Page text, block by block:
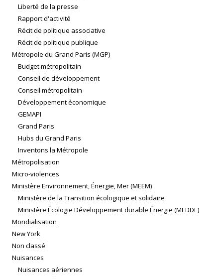
Liberté de la presse
Rapport d'activité
Récit de politique associative
Récit de politique publique
Métropole du Grand Paris (MGP)
Budget métropolitain
Conseil de développement
Conseil métropolitain
Développement économique
GEMAPI
Grand Paris
Hubs du Grand Paris
Inventons la Métropole
Métropolisation
Micro-violences
Ministère Environnement, Énergie, Mer (MEEM)
Ministère de la Transition écologique et solidaire
Ministère Écologie Développement durable Énergie (MEDDE)
Mondialisation
New York
Non classé
Nuisances
Nuisances aériennes